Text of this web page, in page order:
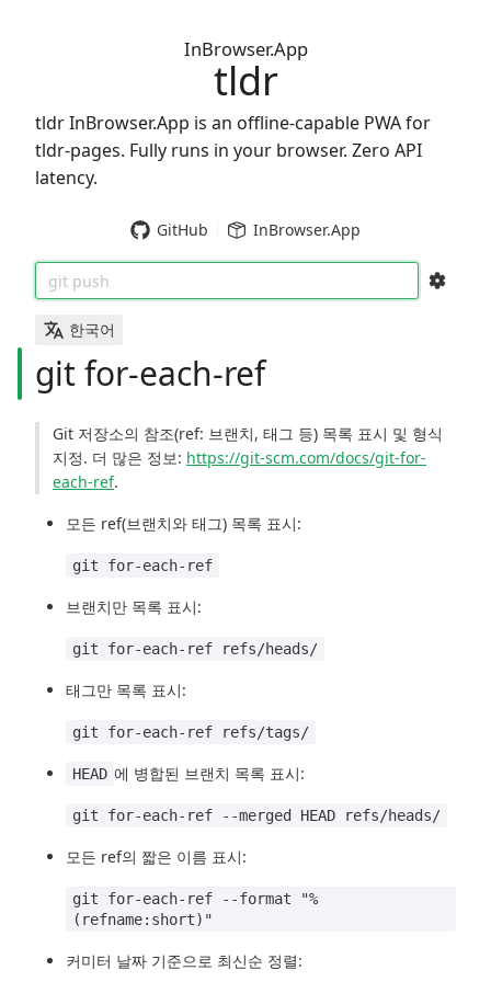
InBrowser.App
tldr
tldr InBrowser.App is an offline-capable PWA for
tldr-pages. Fully runs in your browser. Zero API
latency.
GitHub InBrowser.App
git push
한국어
git for-each-ref
Git 저장소의 참조(ref: 브랜치, 태그 등) 목록 표시 및 형식
지정. 더 많은 정보: https://git-scm.com/docs/git-for-
each-ref.
모든 ref(브랜치와 태그) 목록 표시:
git for-each-ref
브랜치만 목록 표시:
git for-each-ref refs/heads/
태그만 목록 표시:
git for-each-ref refs/tags/
HEAD 에 병합된 브랜치 목록 표시:
git for-each-ref --merged HEAD refs/heads/
모든 ref의 짧은 이름 표시:
git for-each-ref --format "%
(refname:short)"
커미터 날짜 기준으로 최신순 정렬: